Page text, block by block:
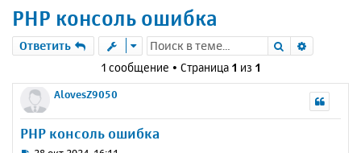
PHP консоль ошибка
Ответить Поиск
1 сообщение • Страница 1 из 1
AlovesZ9050
PHP консоль ошибка